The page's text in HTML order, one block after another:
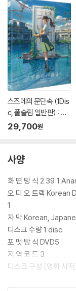
스즈메의 문단속 (1Dis
c, 풀슬립 일반판) : 블
루레이
29,700원
사양
화 면 방 식 2.39:1
오 디 오 트랙
1
자 막 Korean,
디스크 수량 1 disc
포 맷 방 식 DVD5
지 역 코 드 3
디스크 구성 [영화 시작]